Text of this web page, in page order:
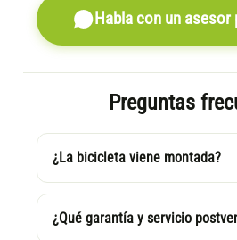
Habla con un asesor
Preguntas
¿La bicicleta viene montada?
¿Qué garantía y servicio